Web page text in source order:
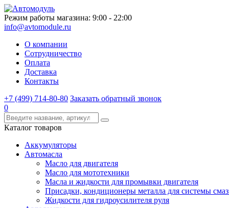
Режим работы магазина: 9:00 - 22:00
info@avtomodule.ru
О компании
Сотрудничество
Оплата
Доставка
Контакты
+7 (499) 714-80-80 Заказать обратный звонок
0
Каталог товаров
Аккумуляторы
Автомасла
Масло для двигателя
Масло для мототехники
Масла и жидкости для промывки двигателя
Присадки, кондиционеры металла для системы
Жидкости для гидроусилителя руля